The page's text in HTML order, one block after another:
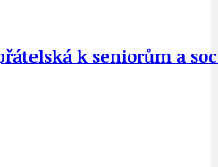
k seniorům a